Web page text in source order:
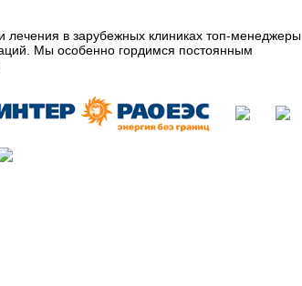
лечения в зарубежных клиниках топ-менеджеры
Мы особенно гордимся постоянным